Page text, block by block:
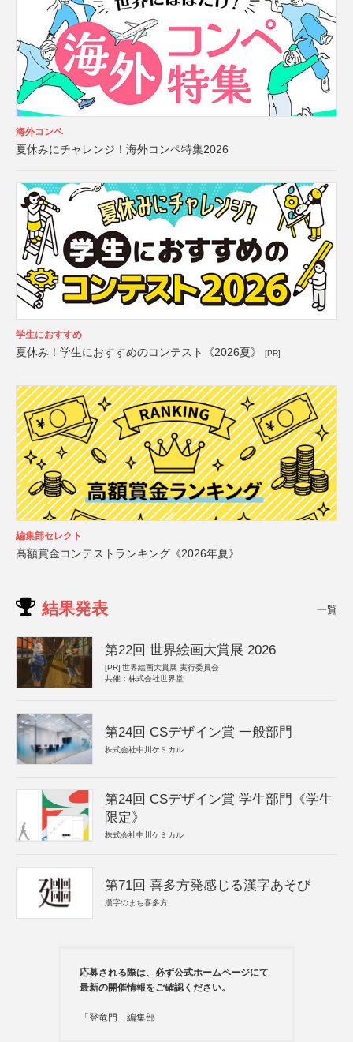
海外コンペ
夏休みにチャレンジ！海外コンペ特集2026
学生におすすめ
夏休み！学生におすすめのコンテスト《2026夏》 [PR]
編集部セレクト
高額賞金コンテストランキング《2026年夏》
結果発表 一覧
第22回 世界絵画大賞展 2026
[PR] 世界絵画大賞展 実行委員会
共催：株式会社世界堂
第24回 CSデザイン賞 一般部門
株式会社中川ケミカル
第24回 CSデザイン賞 学生部門《学生
限定》
株式会社中川ケミカル
第71回 喜多方発感じる漢字あそび
漢字のまち喜多方
応募される際は、必ず公式ホームページにて
最新の開催情報をご確認ください。
「登竜門」編集部